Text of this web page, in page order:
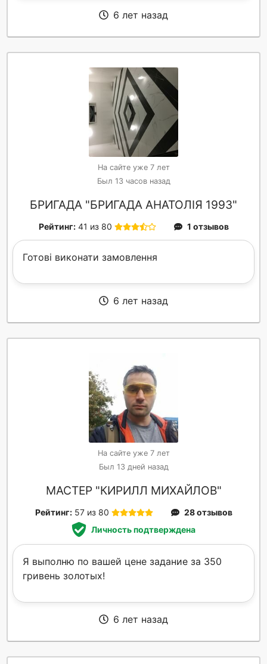
6 лет назад
На сайте уже 7 лет
Был 13 часов назад
БРИГАДА "БРИГАДА АНАТОЛІЯ 1993"
Рейтинг: 41 из 80 1 отзывов
Готові виконати замовлення
6 лет назад
На сайте уже 7 лет
Был 13 дней назад
МАСТЕР "КИРИЛЛ МИХАЙЛОВ"
Рейтинг: 57 из 80
28 отзывов
Личность подтверждена
Я выполню по вашей цене задание за 350
гривень золотых!
6 лет назад